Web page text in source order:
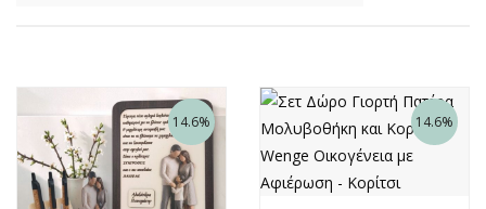
14.6% 14.6%